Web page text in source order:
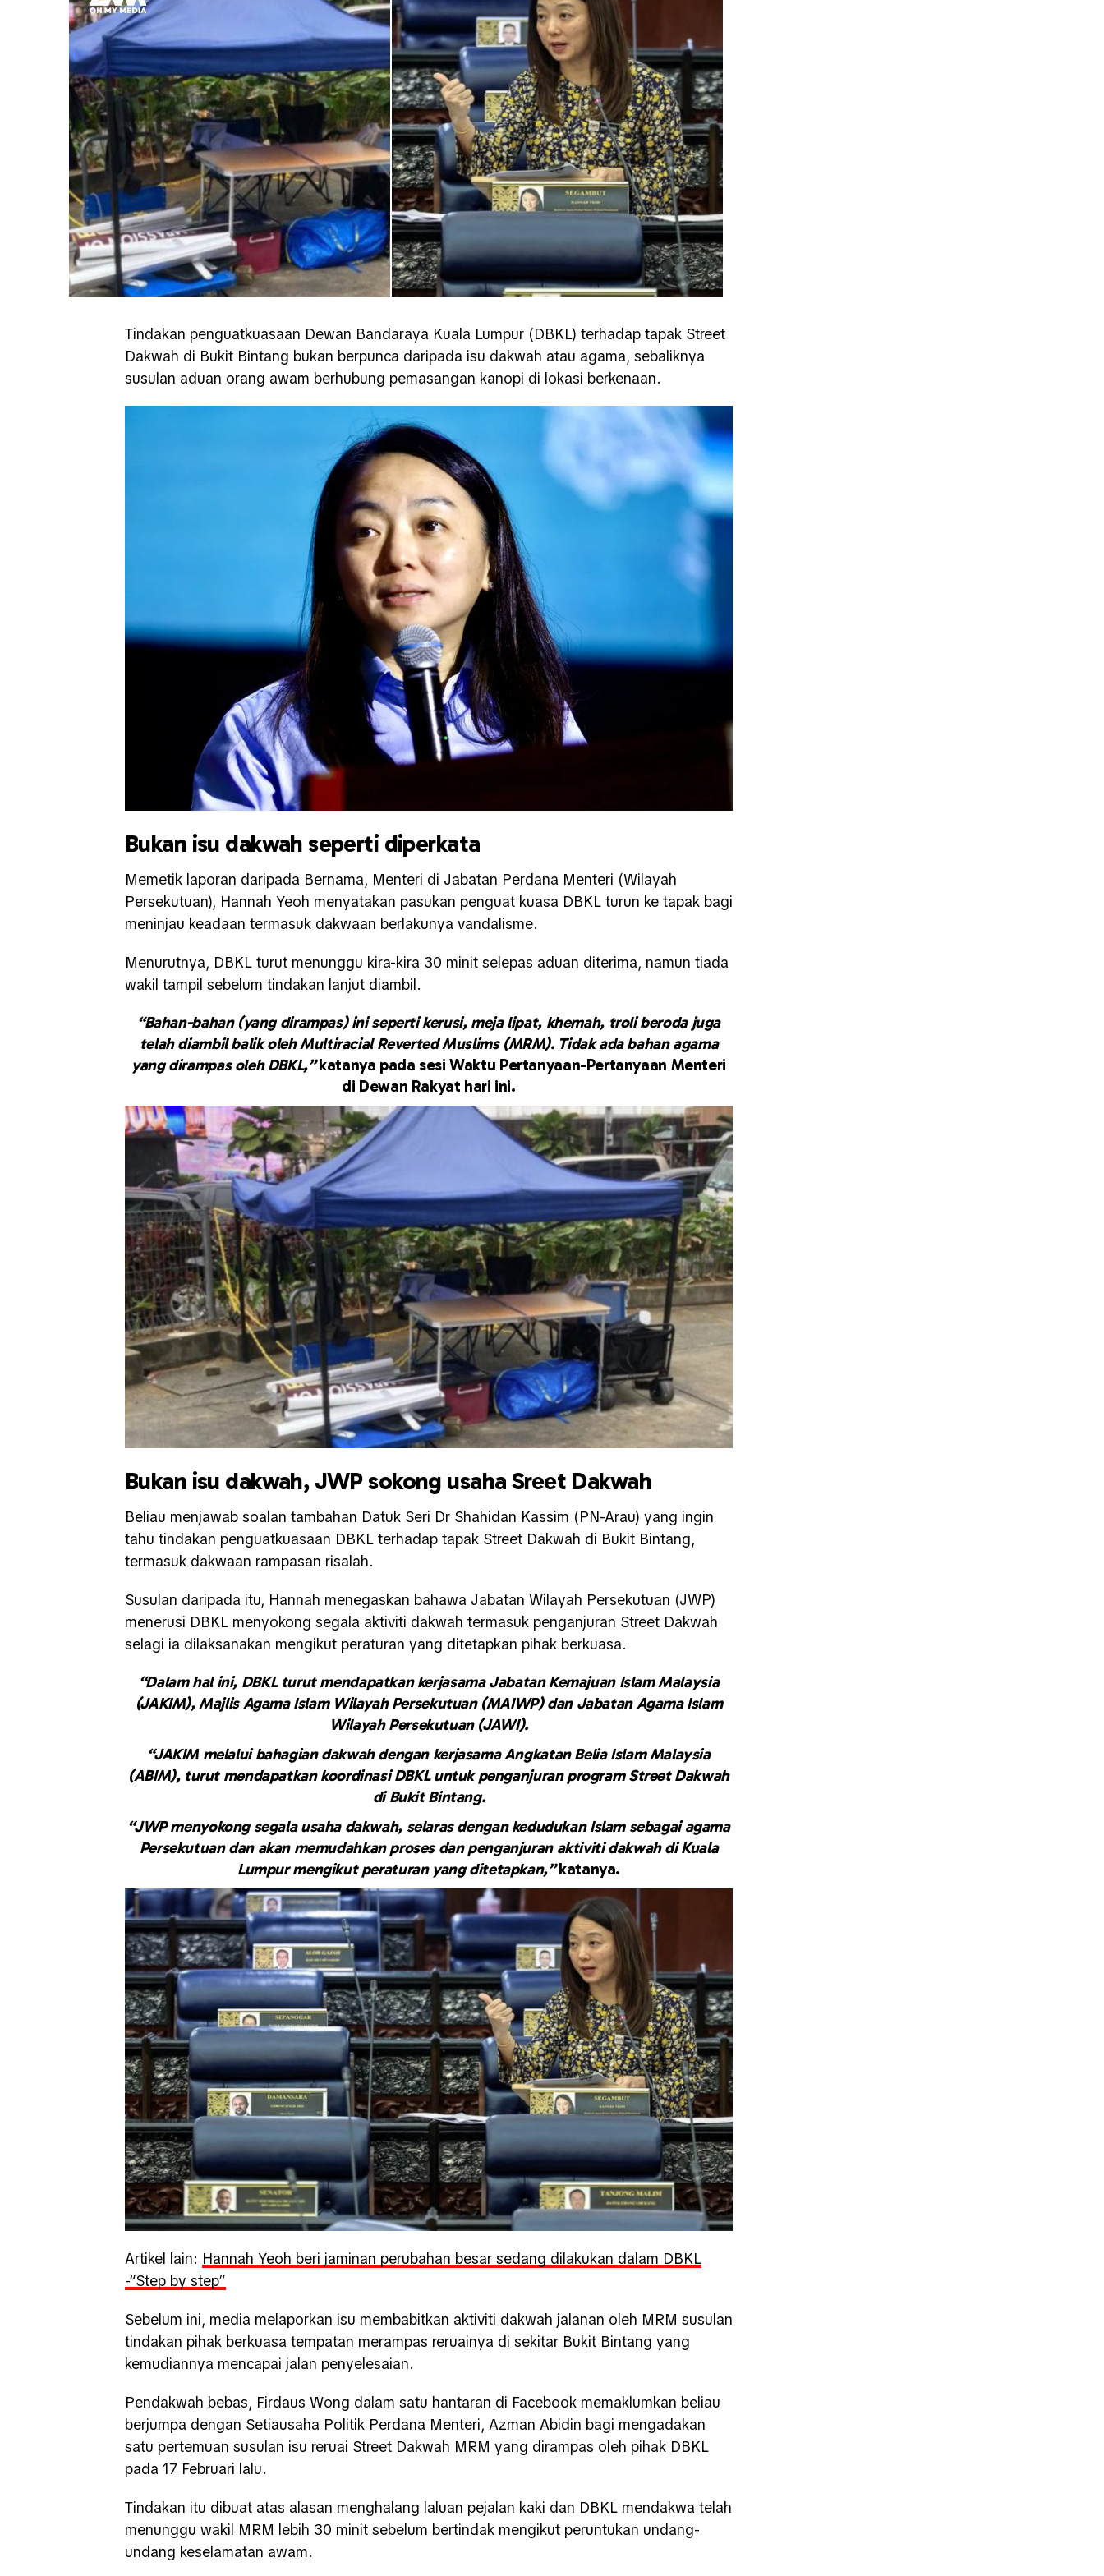
Tindakan penguatkuasaan Dewan Bandaraya Kuala Lumpur (DBKL) terhadap tapak Street
Dakwah di Bukit Bintang bukan berpunca daripada isu dakwah atau agama, sebaliknya
susulan aduan orang awam berhubung pemasangan kanopi di lokasi berkenaan.
Bukan isu dakwah seperti diperkata
Memetik laporan daripada Bernama, Menteri di Jabatan Perdana Menteri (Wilayah
Persekutuan), Hannah Yeoh menyatakan pasukan penguat kuasa DBKL turun ke tapak bagi
meninjau keadaan termasuk dakwaan berlakunya vandalisme.
Menurutnya, DBKL turut menunggu kira-kira 30 minit selepas aduan diterima, namun tiada
wakil tampil sebelum tindakan lanjut diambil.
“Bahan-bahan (yang dirampas) ini seperti kerusi, meja lipat, khemah, troli beroda juga
telah diambil balik oleh Multiracial Reverted Muslims (MRM). Tidak ada bahan agama
yang dirampas oleh DBKL,”katanya pada sesi Waktu Pertanyaan-Pertanyaan Menteri
di Dewan Rakyat hari ini.
Bukan isu dakwah, JWP sokong usaha Sreet Dakwah
Beliau menjawab soalan tambahan Datuk Seri Dr Shahidan Kassim (PN-Arau) yang ingin
tahu tindakan penguatkuasaan DBKL terhadap tapak Street Dakwah di Bukit Bintang,
termasuk dakwaan rampasan risalah.
Susulan daripada itu, Hannah menegaskan bahawa Jabatan Wilayah Persekutuan (JWP)
menerusi DBKL menyokong segala aktiviti dakwah termasuk penganjuran Street Dakwah
selagi ia dilaksanakan mengikut peraturan yang ditetapkan pihak berkuasa.
“Dalam hal ini, DBKL turut mendapatkan kerjasama Jabatan Kemajuan Islam Malaysia
(JAKIM), Majlis Agama Islam Wilayah Persekutuan (MAIWP) dan Jabatan Agama Islam
Wilayah Persekutuan (JAWI).
“JAKIM melalui bahagian dakwah dengan kerjasama Angkatan Belia Islam Malaysia
(ABIM), turut mendapatkan koordinasi DBKL untuk penganjuran program Street Dakwah
di Bukit Bintang.
“JWP menyokong segala usaha dakwah, selaras dengan kedudukan Islam sebagai agama
Persekutuan dan akan memudahkan proses dan penganjuran aktiviti dakwah di Kuala
Lumpur mengikut peraturan yang ditetapkan,”katanya.
Artikel lain: Hannah Yeoh beri jaminan perubahan besar sedang dilakukan dalam DBKL
-“Step by step”
Sebelum ini, media melaporkan isu membabitkan aktiviti dakwah jalanan oleh MRM susulan
tindakan pihak berkuasa tempatan merampas reruainya di sekitar Bukit Bintang yang
kemudiannya mencapai jalan penyelesaian.
Pendakwah bebas, Firdaus Wong dalam satu hantaran di Facebook memaklumkan beliau
berjumpa dengan Setiausaha Politik Perdana Menteri, Azman Abidin bagi mengadakan
satu pertemuan susulan isu reruai Street Dakwah MRM yang dirampas oleh pihak DBKL
pada 17 Februari lalu.
Tindakan itu dibuat atas alasan menghalang laluan pejalan kaki dan DBKL mendakwa telah
menunggu wakil MRM lebih 30 minit sebelum bertindak mengikut peruntukan undang-
undang keselamatan awam.